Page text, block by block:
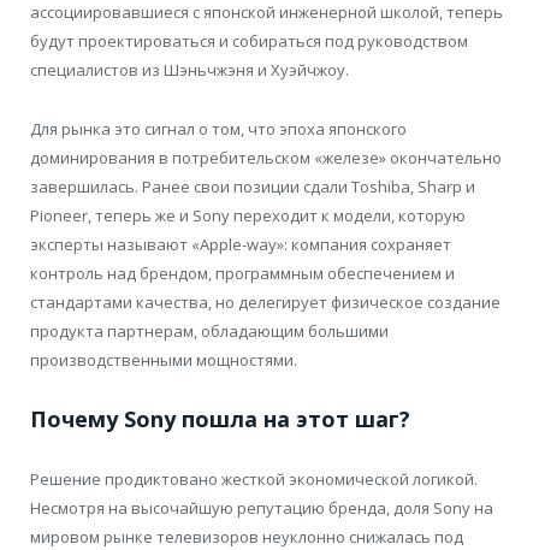
ассоциировавшиеся с японской инженерной школой, теперь
будут проектироваться и собираться под руководством
специалистов из Шэньчжэня и Хуэйчжоу.
Для рынка это сигнал о том, что эпоха японского
доминирования в потребительском «железе» окончательно
завершилась. Ранее свои позиции сдали Toshiba, Sharp и
Pioneer, теперь же и Sony переходит к модели, которую
эксперты называют «Apple-way»: компания сохраняет
контроль над брендом, программным обеспечением и
стандартами качества, но делегирует физическое создание
продукта партнерам, обладающим большими
производственными мощностями.
Почему Sony пошла на этот шаг?
Решение продиктовано жесткой экономической логикой.
Несмотря на высочайшую репутацию бренда, доля Sony на
мировом рынке телевизоров неуклонно снижалась под